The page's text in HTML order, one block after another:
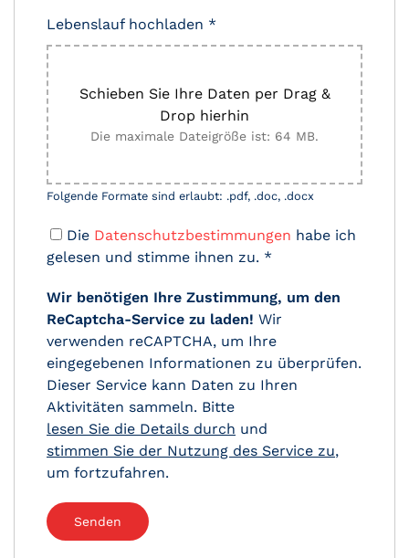
Lebenslauf hochladen *
Schieben Sie Ihre Daten per Drag &
Drop hierhin
Die maximale Dateigröße ist: 64 MB.
Folgende Formate sind erlaubt: .pdf, .doc, .docx
Die Datenschutzbestimmungen habe ich
gelesen und stimme ihnen zu. *
Wir benötigen Ihre Zustimmung, um den
ReCaptcha-Service zu laden! Wir
verwenden reCAPTCHA, um Ihre
eingegebenen Informationen zu überprüfen.
Dieser Service kann Daten zu Ihren
Aktivitäten sammeln. Bitte
lesen Sie die Details durch und
stimmen Sie der Nutzung des Service zu,
um fortzufahren.